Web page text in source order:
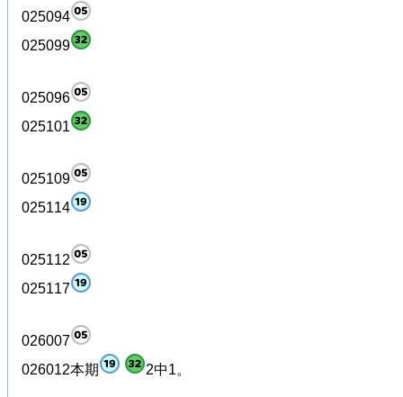
025094
025099
025096
025101
025109
025114
025112
025117
026007
026012本期
2中1。